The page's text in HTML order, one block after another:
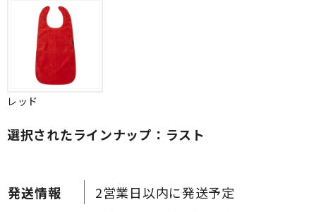
2営業日以内に発送予定
レッド
選択されたラインナップ：ラスト